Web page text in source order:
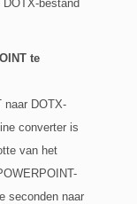
bestand
te
naar DOTX-
converter is
van het
seconden naar